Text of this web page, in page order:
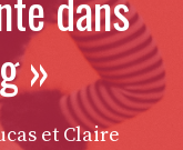
»
et Claire